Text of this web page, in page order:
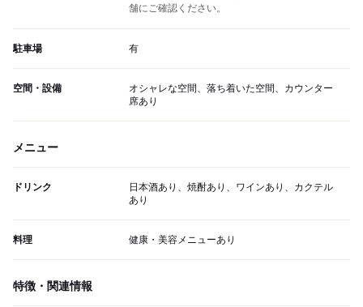
舗にご確認ください。
駐車場 有
空間・設備
オシャレな空間、落ち着いた空間、カウンター
席あり
メニュー
ドリンク
日本酒あり、焼酎あり、ワインあり、カクテル
あり
料理 健康・美容メニューあり
特徴・関連情報